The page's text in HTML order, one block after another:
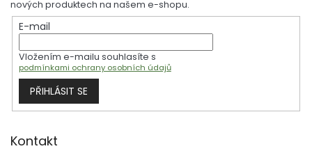
nových produktech na našem e-shopu.
E-mail
Vložením e-mailu souhlasíte s
podmínkami ochrany osobních údajů
PŘIHLÁSIT SE
Kontakt